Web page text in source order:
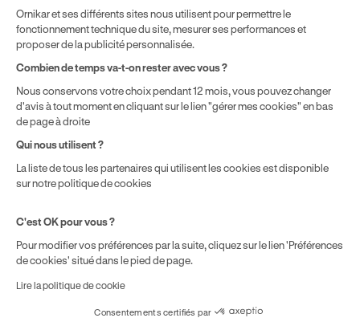
achetez comme détaillé dans nosConditions Générales de
Vente.
Ornikar et ses différents sites nous utilisent pour permettre le
fonctionnement technique du site, mesurer ses performances et
proposer de la publicité personnalisée.
Combien de temps va-t-on rester avec vous ?
Nous conservons votre choix pendant 12 mois, vous pouvez changer
d'avis à tout moment en cliquant sur le lien "gérer mes cookies" en bas
de page à droite
Qui nous utilisent ?
La liste de tous les partenaires qui utilisent les cookies est disponible
sur notre politique de cookies
C'est OK pour vous ?
Pour modifier vos préférences par la suite, cliquez sur le lien 'Préférences
de cookies' situé dans le pied de page.
Lire la politique de cookie
Consentements certifiés par